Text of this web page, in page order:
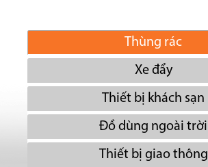
Thùng rác
Xe đẩy
Thiết bị khách sạn
Đồ dùng ngoài trời
Thiết bị giao thông